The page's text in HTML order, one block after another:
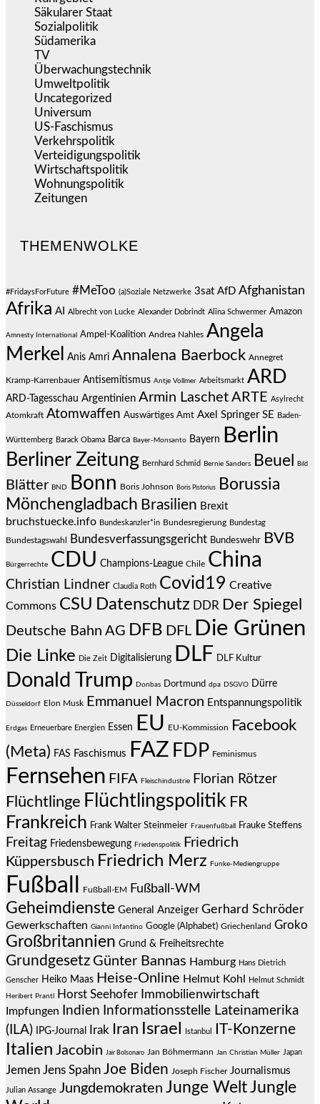
Säkularer Staat
Sozialpolitik
Südamerika
TV
Überwachungstechnik
Umweltpolitik
Uncategorized
Universum
US-Faschismus
Verkehrspolitik
Verteidigungspolitik
Wirtschaftspolitik
Wohnungspolitik
Zeitungen
THEMENWOLKE
#FridaysForFuture #MeToo (a)Soziale Netzwerke 3sat AfD Afghanistan
Afrika AI Albrecht von Lucke Alexander Dobrindt Alina Schwermer Amazon
Amnesty International Ampel-Koalition Andrea Nahles Angela
Merkel
Anis Amri Annalena Baerbock Annegret
Kramp-Karrenbauer Antisemitismus Antje Vollmer Arbeitsmarkt ARD
ARD-Tagesschau Argentinien Armin Laschet ARTE Asylrecht
Atomkraft Atomwaffen Auswärtiges Amt Axel Springer SE Baden-
Württemberg Barack Obama Barca Bayer-Monsanto Bayern Berlin
Berliner Zeitung Bernhard Schmid Bernie Sanders Beuel Bild
Blätter BND Bonn Boris Johnson Boris Pistorius
Borussia
Mönchengladbach Brasilien Brexit
bruchstuecke.info Bundeskanzler*in Bundesregierung Bundestag
Bundestagswahl Bundesverfassungsgericht Bundeswehr BVB
Bürgerrechte CDU Champions-League Chile China
Christian Lindner Claudia Roth Covid19 Creative
Commons CSU Datenschutz DDR Der Spiegel
Deutsche Bahn AG DFB DFL Die Grünen
Die Linke Die Zeit Digitalisierung DLF DLF Kultur
Donald Trump Donbas Dortmund dpa DSGVO Dürre
Düsseldorf Elon Musk Emmanuel Macron Entspannungspolitik
Erdgas Erneuerbare Energien Essen EU EU-Kommission
Facebook
(Meta) FAS Faschismus FAZ FDP Feminismus
Fernsehen FIFA Fleischindustrie Florian Rötzer
Flüchtlinge Flüchtlingspolitik FR
Frankreich Frank Walter Steinmeier Frauenfußball Frauke Steffens
Freitag Friedensbewegung Friedenspolitik
Friedrich
Küppersbusch Friedrich Merz Funke-Mediengruppe
Fußball Fußball-EM Fußball-WM
Geheimdienste General Anzeiger Gerhard Schröder
Gewerkschaften Gianni Infantino Google (Alphabet) Griechenland Groko
Großbritannien Grund & Freiheitsrechte
Grundgesetz Günter Bannas Hamburg Hans Dietrich
Genscher Heiko Maas Heise-Online Helmut Kohl Helmut Schmidt
Heribert Prantl Horst Seehofer Immobilienwirtschaft
Impfungen Indien Informationsstelle Lateinamerika
(ILA)
IPG-Journal Irak Iran Israel Istanbul IT-Konzerne
Italien Jacobin Jair Bolsonaro Jan Böhmermann Jan Christian Müller Japan
Jemen Jens Spahn Joe Biden Joseph Fischer Journalismus
Julian Assange Jungdemokraten Junge WeltJungle